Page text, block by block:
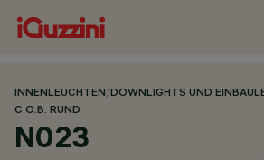
INNENLEUCHTEN/DOWNLIGHTS UND
C.O.B. RUND
N023